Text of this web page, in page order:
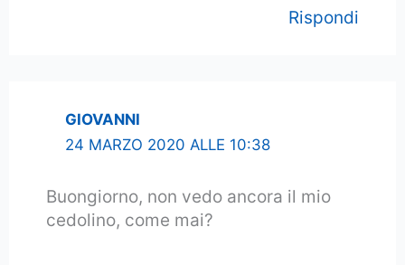
Rispondi
GIOVANNI
24 MARZO 2020 ALLE 10:38
Buongiorno, non vedo ancora il mio
cedolino, come mai?